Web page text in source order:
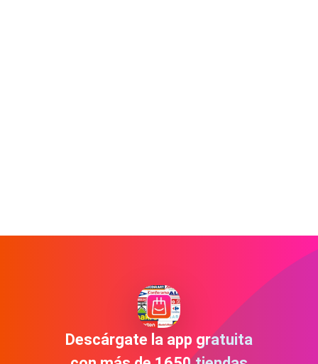
Descárgate la app gratuita